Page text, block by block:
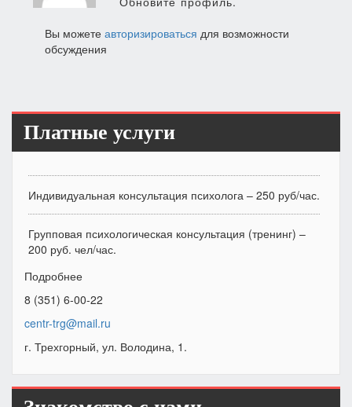
Вы можете авторизироваться для возможности
обсуждения
Платные услуги
Индивидуальная консультация психолога – 250 руб/час.
Групповая психологическая консультация (тренинг) –
200 руб. чел/час.
Подробнее
8 (351) 6-00-22
centr-trg@mail.ru
г. Трехгорный, ул. Володина, 1.